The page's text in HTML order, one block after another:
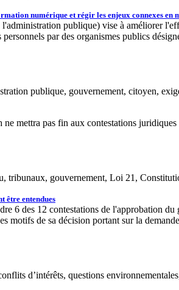
numérique et régir les enjeux connexes en
publique) vise à améliorer
par des organismes publics
publique, gouvernement, citoyen,
mettra pas fin aux contestations
tribunaux, gouvernement, Loi 21,
être entendues
6 des 12 contestations de l'approbation
motifs de sa décision portant sur la
d’intérêts, questions